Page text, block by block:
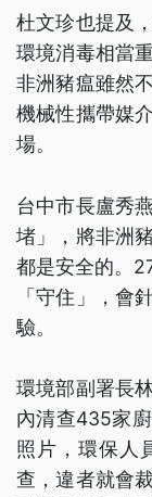
杜文珍也提及
環境消毒相當
非洲豬瘟雖然
機械性攜帶媒
場。
台中市長盧秀
堵」，將非洲
都是安全的。
「守住」，會
驗。
環境部副署長
內清查435家
照片，環保人
查，違者就會